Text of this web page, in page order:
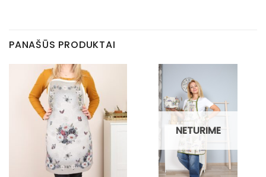
PANAŠŪS PRODUKTAI
NETURIME